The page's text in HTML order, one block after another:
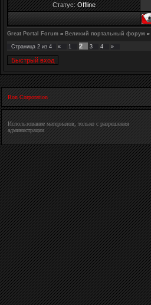
Статус:Offline
Great Portal Forum » Великий портальный форум »
Страница 2 из 4 « 1 2 3 4 »
Ron Corporation
Использование материалов, только с разрешения
администрации